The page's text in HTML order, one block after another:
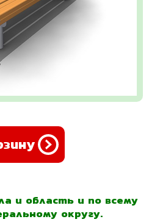
и область и по всему
округу.